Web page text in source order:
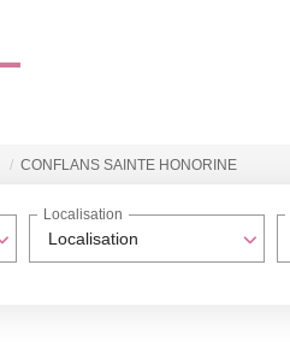
CONFLANS SAINTE HONORINE
Localisation
Localisation